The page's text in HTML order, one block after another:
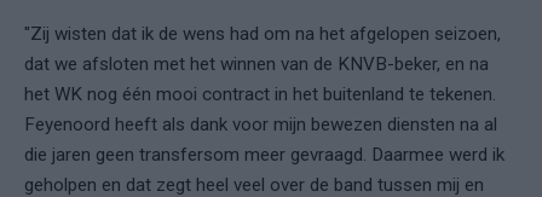
"Zij wisten dat ik de wens had om na het afgelopen seizoen,
dat we afsloten met het winnen van de KNVB-beker, en na
het WK nog één mooi contract in het buitenland te tekenen.
Feyenoord heeft als dank voor mijn bewezen diensten na al
die jaren geen transfersom meer gevraagd. Daarmee werd ik
geholpen en dat zegt heel veel over de band tussen mij en